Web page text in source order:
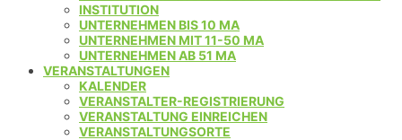
INSTITUTION
UNTERNEHMEN BIS 10 MA
UNTERNEHMEN MIT 11-50 MA
UNTERNEHMEN AB 51 MA
VERANSTALTUNGEN
KALENDER
VERANSTALTER-REGISTRIERUNG
VERANSTALTUNG EINREICHEN
VERANSTALTUNGSORTE